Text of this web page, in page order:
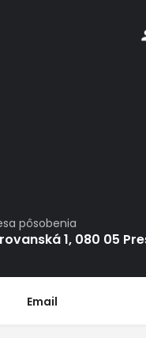
pôsobenia
1, 080 05
Email